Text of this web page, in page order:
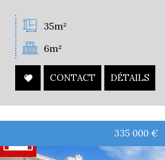
35m²
6m²
CONTACT DÉTAILS
335 000 €